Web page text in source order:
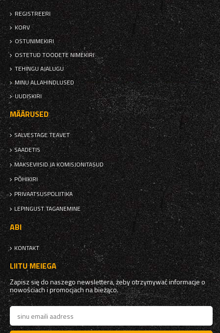
REGISTREERI
KORV
OSTUNIMEKIRI
OSTETUD TOODETE NIMEKIRI
TEHINGU AJALUGU
MINU ALLAHINDLUSED
UUDISKIRI
MÄÄRUSED
SALVESTAGE TEAVET
SAADETIS
MAKSEVIISID JA KOMISJONITASUD
PÕHIKIRI
PRIVAATSUSPOLIITIKA
LEPINGUST TAGANEMINE
ABI
KONTAKT
LIITU MEIEGA
Zapisz się do naszego newslettera, żeby otrzymywać informacje o
nowościach i promocjach na bieżąco.